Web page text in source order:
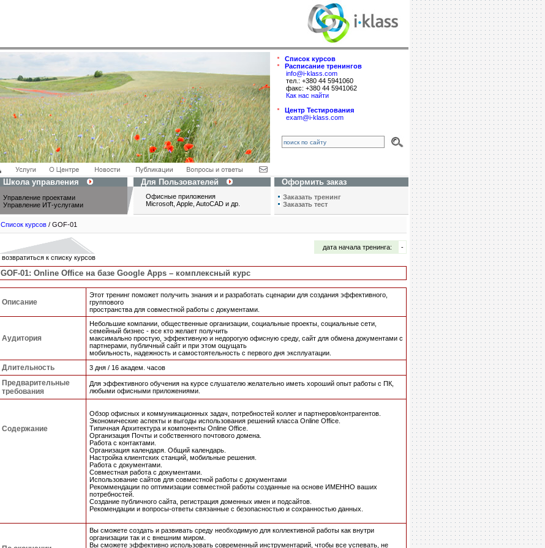
Список курсов
Расписание тренингов
info@i-klass.com
тел.: +380 44 5941060
факс: +380 44 5941062
Как нас найти
Центр Тестирования
exam@i-klass.com
Школа управления Для Пользователей Оформить заказ
Управление проектами
Управление ИТ-услугами
Офисные приложения
Microsoft, Apple, AutoCAD и др.
Заказать тренинг
Заказать тест
Список курсов / GOF-01
возвратиться к списку курсов
дата начала тренинга: -
GOF-01: Online Office на базе Google Apps – комплексный курс
Описание
Этот тренинг поможет получить знания и и разработать сценарии для создания эффективного,
группового
пространства для совместной работы с документами.
Аудитория
Небольшие компании, общественные организации, социальные проекты, социальные сети,
семейный бизнес - все кто желает получить
максимально простую, эффективную и недорогую офисную среду, сайт для обмена документами с
партнерами, публичный сайт и при этом ощущать
мобильность, надежность и самостоятельность с первого дня эксплуатации.
Длительность 3 дня / 16 академ. часов
Предварительные
требования
Для эффективного обучения на курсе слушателю желательно иметь хороший опыт работы с ПК,
любыми офисными приложениями.
Содержание
Обзор офисных и коммуникационных задач, потребностей коллег и партнеров/контрагентов.
Экономические аспекты и выгоды использования решений класса Online Office.
Типичная Архитектура и компоненты Online Office.
Организация Почты и собственного почтового домена.
Работа с контактами.
Организация календаря. Общий календарь.
Настройка клиентских станций, мобильные решения.
Работа с документами.
Совместная работа с документами.
Использование сайтов для совместной работы с документами
Рекоммендации по оптимизации совместной работы созданные на основе ИМЕННО ваших
потребностей.
Создание публичного сайта, регистрация доменных имен и подсайтов.
Рекомендации и вопросы-ответы связанные с безопасностью и сохранностью данных.
Вы сможете создать и развивать среду необходимую для коллективной работы как внутри
организации так и с внешним миром.
Вы сможете эффективно использовать современный инструментарий, чтобы все успевать, не